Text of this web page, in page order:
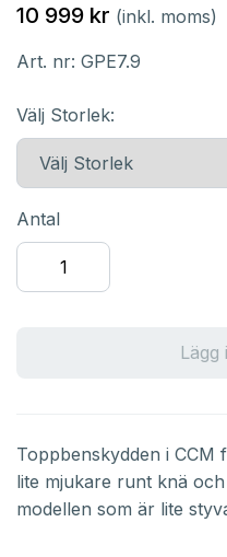
10 999 kr (inkl. moms)
Art. nr: GPE7.9
Välj Storlek:
Antal
Toppbenskydden i CCM
lite mjukare runt knä
modellen som är lite